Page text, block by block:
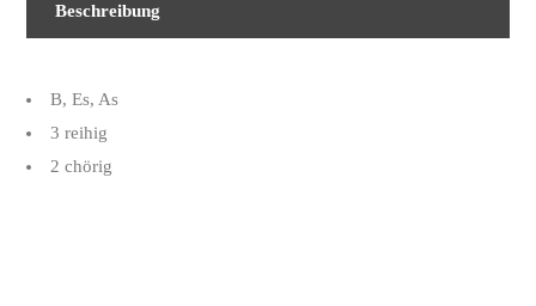
Beschreibung
B, Es, As
3 reihig
2 chörig